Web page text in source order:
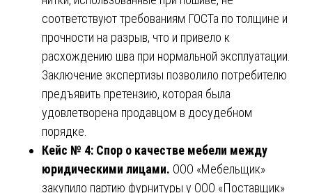
соответствуют требованиям ГОСТа по толщине и
прочности на разрыв, что и привело к
расхождению шва при нормальной эксплуатации.
Заключение экспертизы позволило потребителю
предъявить претензию, которая была
удовлетворена продавцом в досудебном
порядке.
Кейс № 4: Спор о качестве мебели между
юридическими лицами. ООО «Мебельщик»
закупило партию фурнитуры у ООО «Поставщик»